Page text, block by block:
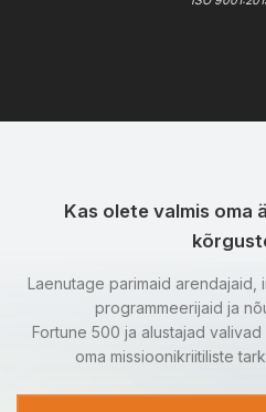
Kas olete valmis oma
Laenutage parimaid arendajaid,
programmeerijaid ja
Fortune 500 ja alustajad
oma missioonikriitiliste